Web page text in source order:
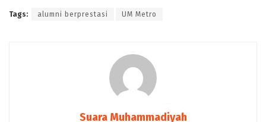
Tags: alumni berprestasi UM Metro
Suara Muhammadiyah